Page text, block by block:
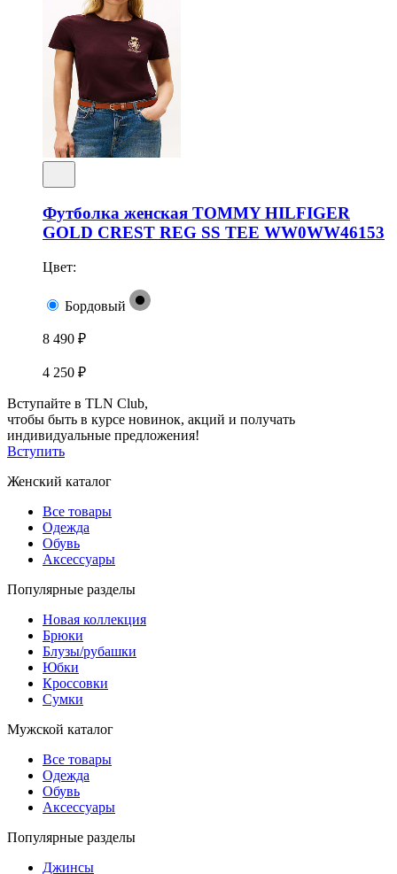
Футболка женская TOMMY HILFIGER
GOLD CREST REG SS TEE WW0WW46153
Цвет:
Бордовый
8 490 ₽
4 250 ₽
Вступайте в TLN Club,
чтобы быть в курсе новинок, акций и получать
индивидуальные предложения!
Вступить
Женский каталог
Все товары
Одежда
Обувь
Аксессуары
Популярные разделы
Новая коллекция
Брюки
Блузы/рубашки
Юбки
Кроссовки
Сумки
Мужской каталог
Все товары
Одежда
Обувь
Аксессуары
Популярные разделы
Джинсы